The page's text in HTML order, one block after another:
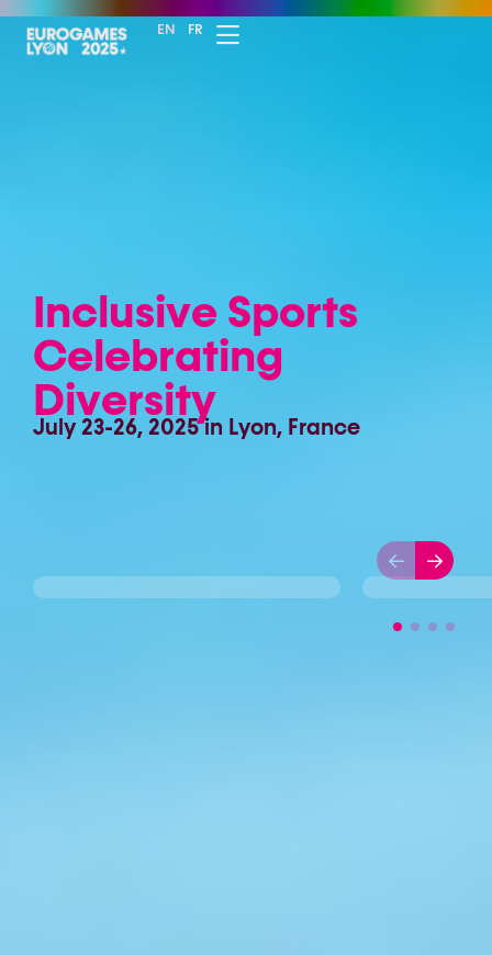
EN FR
Inclusive Sports
Celebrating
Diversity
July 23-26, 2025 in Lyon, France
Agenda